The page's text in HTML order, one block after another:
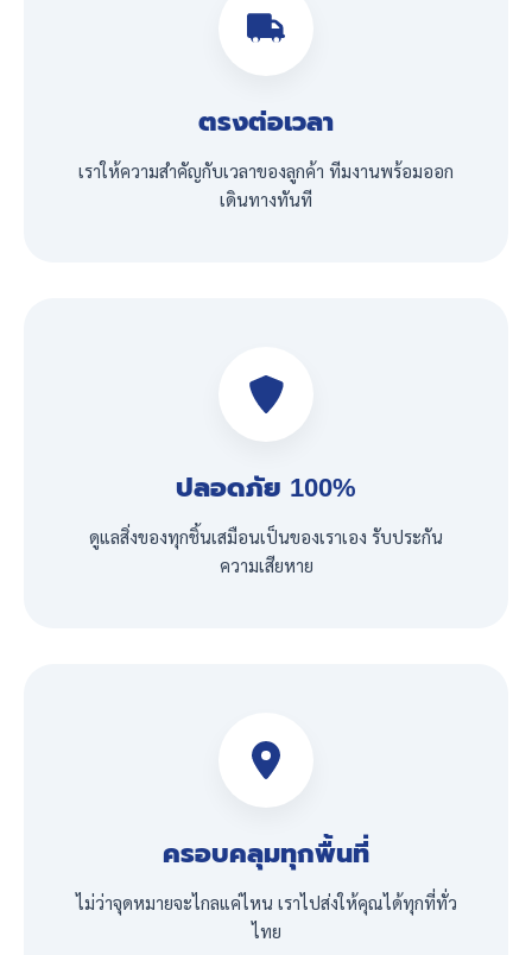
ตรงต่อเวลา
เราให้ความสำคัญกับเวลาของลูกค้า ทีมงานพร้อมออก
เดินทางทันที
ปลอดภัย 100%
ดูแลสิ่งของทุกชิ้นเสมือนเป็นของเราเอง รับประกัน
ความเสียหาย
ครอบคลุมทุกพื้นที่
ไม่ว่าจุดหมายจะไกลแค่ไหน เราไปส่งให้คุณได้ทุกที่ทั่ว
ไทย